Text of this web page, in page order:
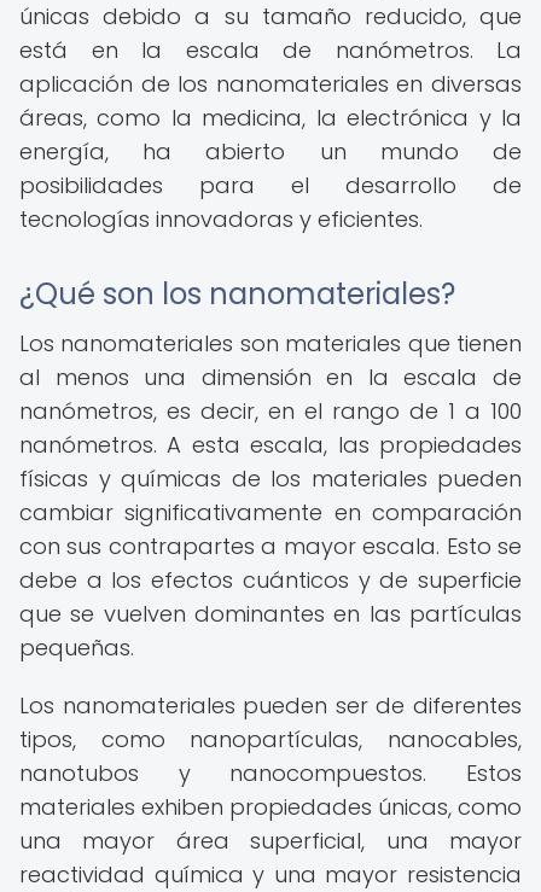
únicas debido a su tamaño reducido, que
está en la escala de nanómetros. La
aplicación de los nanomateriales en diversas
áreas, como la medicina, la electrónica y la
energía, ha abierto un mundo de
posibilidades para el desarrollo de
tecnologías innovadoras y eficientes.
¿Qué son los nanomateriales?
Los nanomateriales son materiales que tienen
al menos una dimensión en la escala de
nanómetros, es decir, en el rango de 1 a 100
nanómetros. A esta escala, las propiedades
físicas y químicas de los materiales pueden
cambiar significativamente en comparación
con sus contrapartes a mayor escala. Esto se
debe a los efectos cuánticos y de superficie
que se vuelven dominantes en las partículas
pequeñas.
Los nanomateriales pueden ser de diferentes
tipos, como nanopartículas, nanocables,
nanotubos y nanocompuestos. Estos
materiales exhiben propiedades únicas, como
una mayor área superficial, una mayor
reactividad química y una mayor resistencia